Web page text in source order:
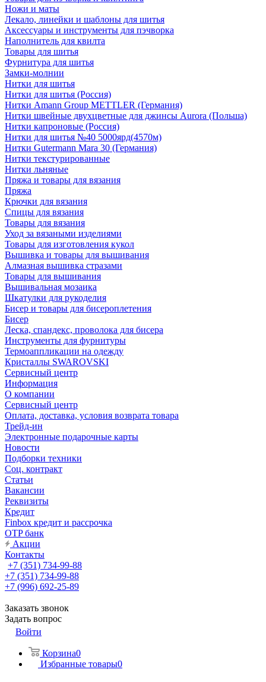
Ножи и маты
Лекало, линейки и шаблоны для шитья
Аксессуары и инструменты для пэчворка
Наполнитель для квилта
Товары для шитья
Фурнитура для шитья
Замки-молнии
Нитки для шитья
Нитки для шитья (Россия)
Нитки Amann Group METTLER (Германия)
Нитки швейные двухцветные для джинсы Aurora (Польша)
Нитки капроновые (Россия)
Нитки для шитья №40 5000ярд(4570м)
Нитки Gutermann Mara 30 (Германия)
Нитки текстурированные
Нитки льняные
Пряжа и товары для вязания
Пряжа
Крючки для вязания
Спицы для вязания
Товары для вязания
Уход за вязаными изделиями
Товары для изготовления кукол
Вышивка и товары для вышивания
Алмазная вышивка стразами
Товары для вышивания
Вышивальная мозаика
Шкатулки для рукоделия
Бисер и товары для бисероплетения
Бисер
Леска, спандекс, проволока для бисера
Инструменты для фурнитуры
Термоаппликации на одежду
Кристаллы SWAROVSKI
Сервисный центр
Информация
О компании
Сервисный центр
Оплата, доставка, условия возврата товара
Трейд-ин
Электронные подарочные карты
Новости
Подборки техники
Соц. контракт
Статьи
Вакансии
Реквизиты
Кредит
Finbox кредит и рассрочка
OTP банк
Акции
Контакты
+7 (351) 734-99-88
+7 (351) 734-99-88
+7 (996) 692-25-89
Заказать звонок
Задать вопрос
Войти
Корзина0
Избранные товары0